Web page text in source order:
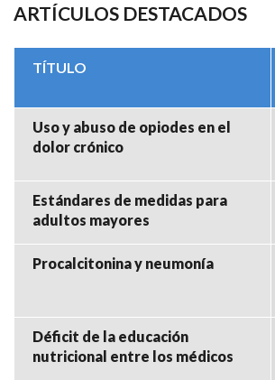
ARTÍCULOS DESTACADOS
TÍTULO
Uso y abuso de opiodes en el
dolor crónico
Estándares de medidas para
adultos mayores
Procalcitonina y neumonía
Déficit de la educación
nutricional entre los médicos